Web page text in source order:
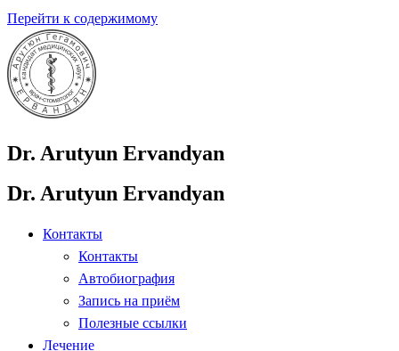
Перейти к содержимому
Dr. Arutyun Ervandyan
Dr. Arutyun Ervandyan
Контакты
Контакты
Автобиография
Запись на приём
Полезные ссылки
Лечение